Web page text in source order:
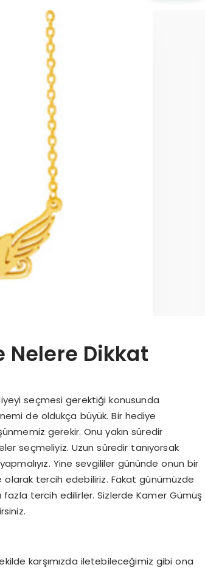
Nelere Dikkat
seçmesi gerektiği konusunda
de oldukça büyük. Bir hediye
gerekir. Onu yakın süredir
seçmeliyiz. Uzun süredir tanıyorsak
Yine sevgililer gününde onun bir
olarak tercih edebiliriz. Fakat günümüzde
tercih edilirler. Sizlerde Kamer Gümüş
karşımızda iletebileceğimiz gibi ona